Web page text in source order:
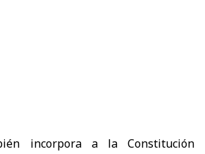
incorpora a la Constitución